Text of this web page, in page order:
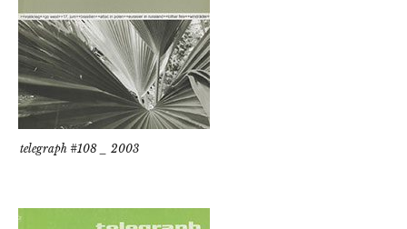
telegraph #108 _ 2003